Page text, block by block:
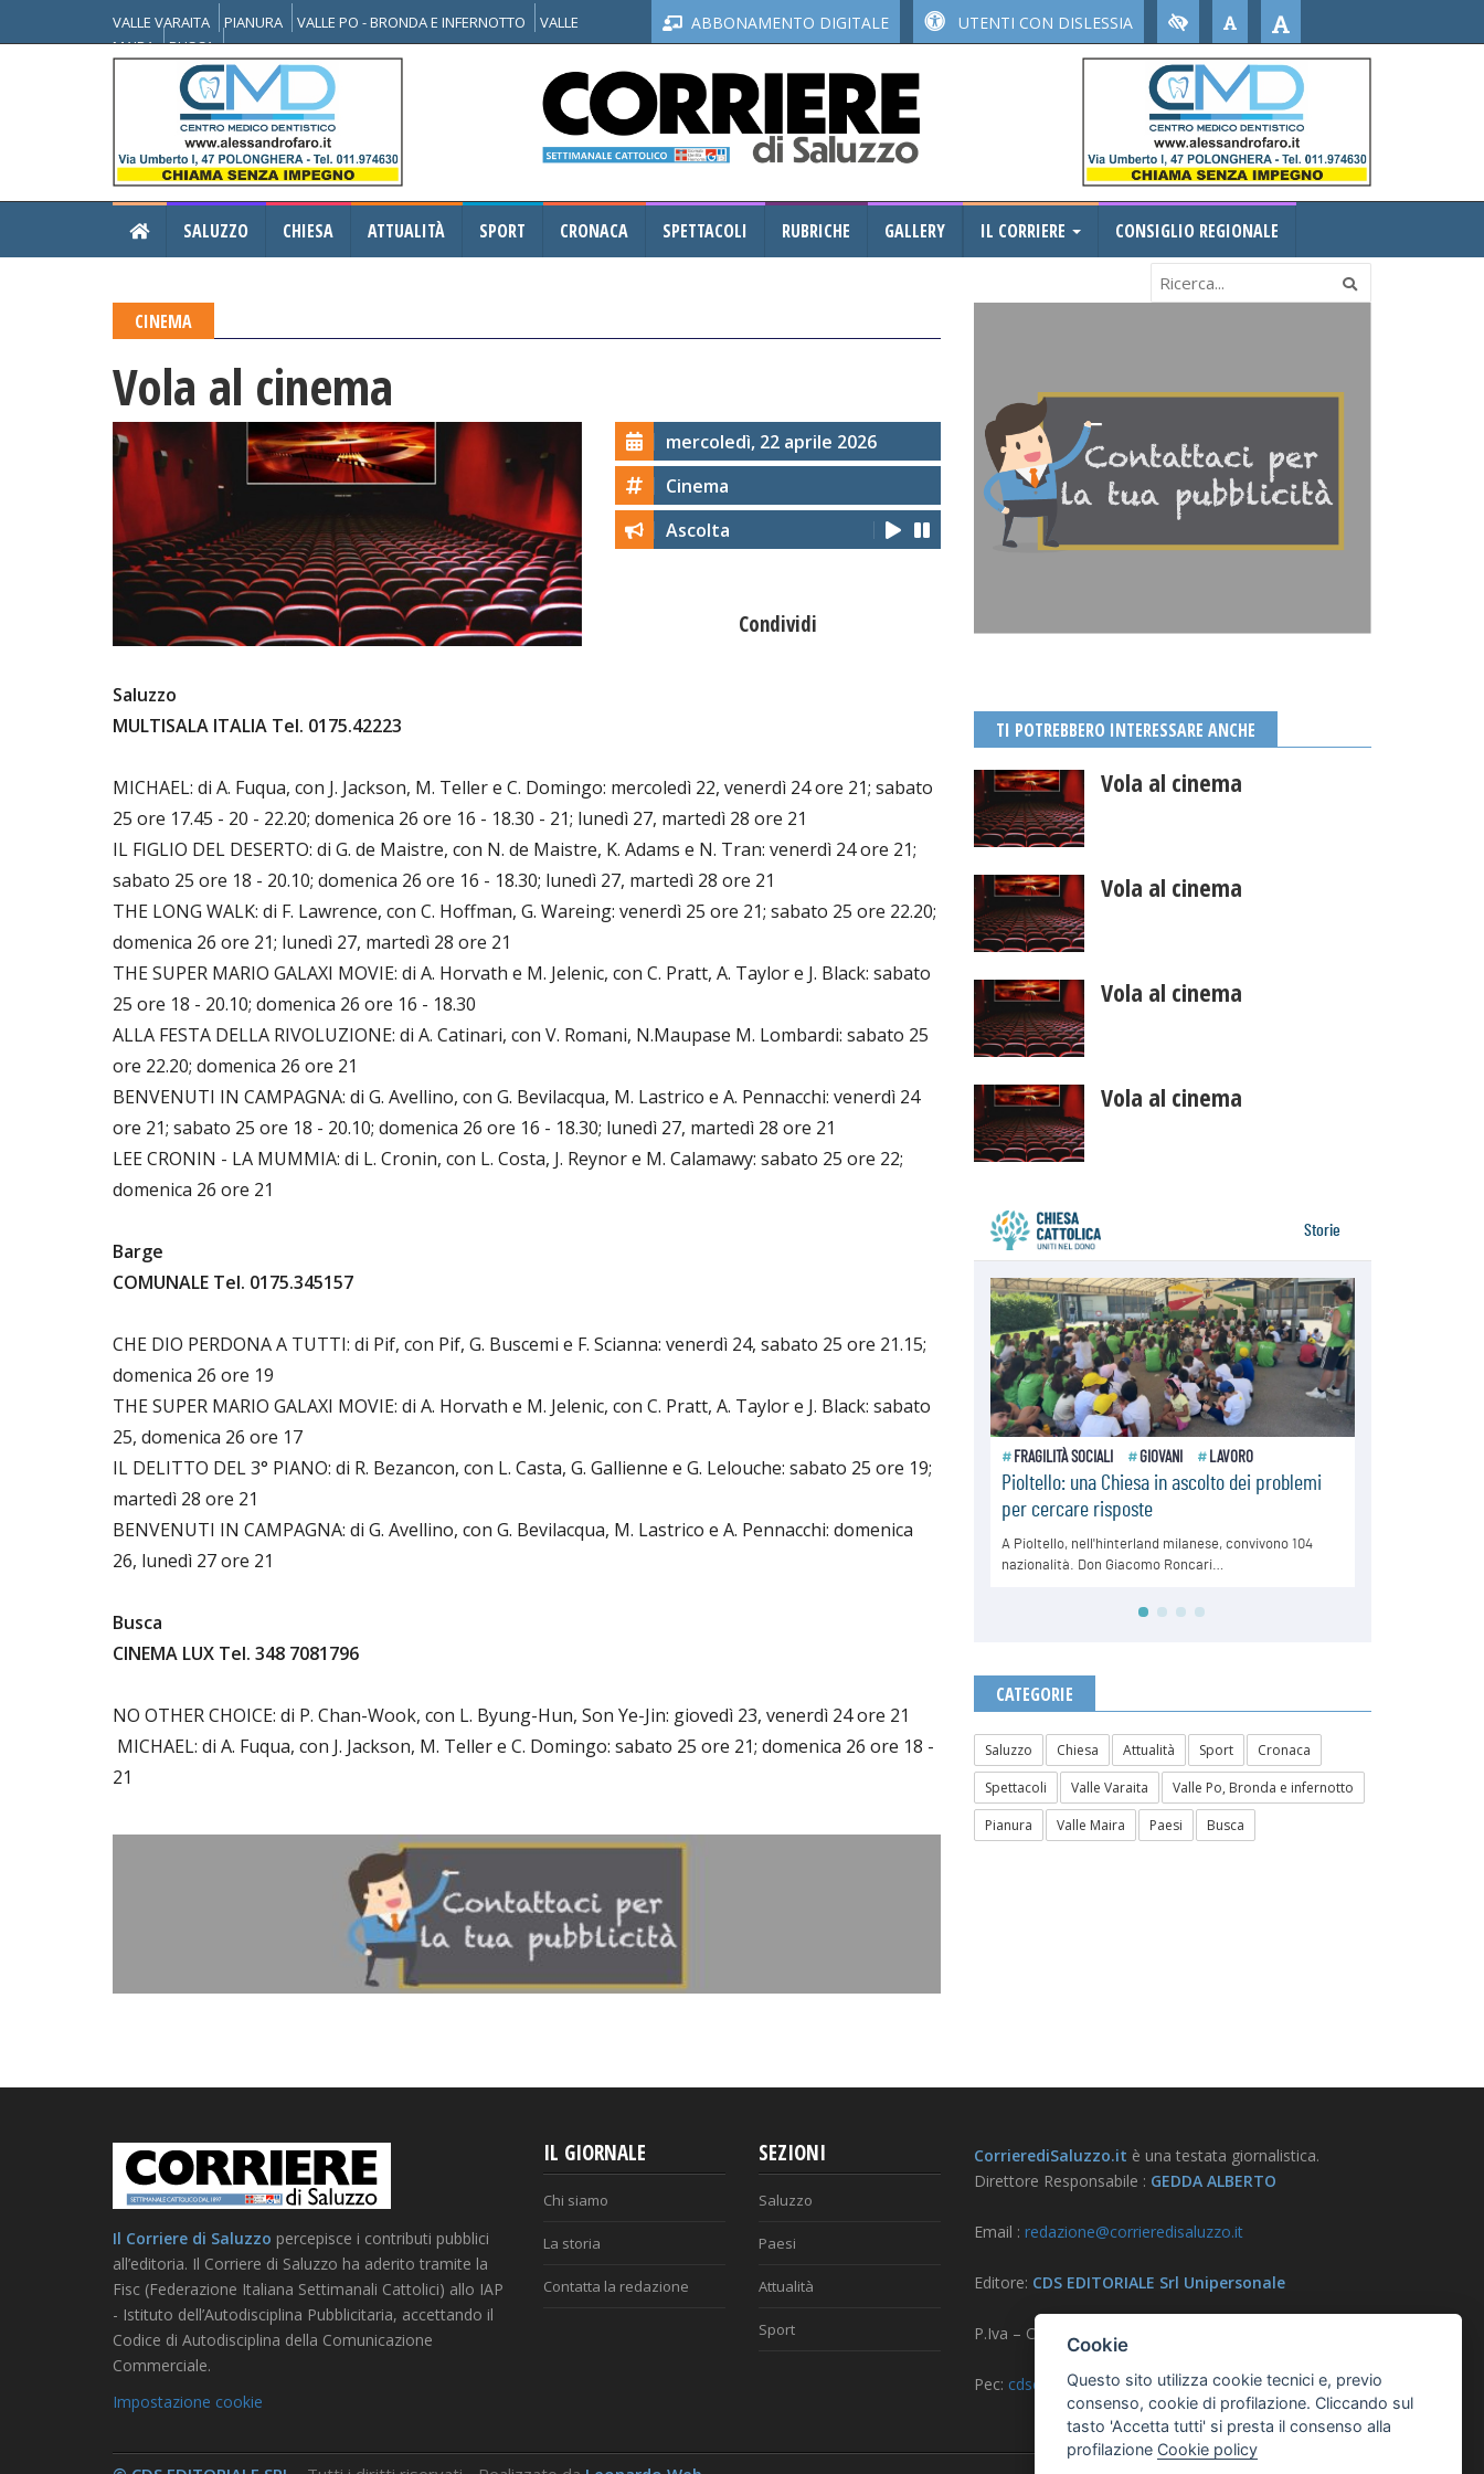
VALLE VARAITA PIANURA VALLE PO - BRONDA E INFERNOTTO
VALLE
MAIRA
BUSCA
ABBONAMENTO DIGITALE UTENTI CON DISLESSIA
SALUZZO CHIESA ATTUALITÀ SPORT CRONACA SPETTACOLI RUBRICHE GALLERY IL CORRIERE CONSIGLIO REGIONALE
CINEMA
Vola al cinema
mercoledì, 22 aprile 2026
Cinema
Ascolta
Condividi
Saluzzo
MULTISALA ITALIA Tel. 0175.42223
MICHAEL: di A. Fuqua, con J. Jackson, M. Teller e C. Domingo: mercoledì 22, venerdì 24 ore 21; sabato
25 ore 17.45 - 20 - 22.20; domenica 26 ore 16 - 18.30 - 21; lunedì 27, martedì 28 ore 21
IL FIGLIO DEL DESERTO: di G. de Maistre, con N. de Maistre, K. Adams e N. Tran: venerdì 24 ore 21;
sabato 25 ore 18 - 20.10; domenica 26 ore 16 - 18.30; lunedì 27, martedì 28 ore 21
THE LONG WALK: di F. Lawrence, con C. Hoffman, G. Wareing: venerdì 25 ore 21; sabato 25 ore 22.20;
domenica 26 ore 21; lunedì 27, martedì 28 ore 21
THE SUPER MARIO GALAXI MOVIE: di A. Horvath e M. Jelenic, con C. Pratt, A. Taylor e J. Black: sabato
25 ore 18 - 20.10; domenica 26 ore 16 - 18.30
ALLA FESTA DELLA RIVOLUZIONE: di A. Catinari, con V. Romani, N.Maupase M. Lombardi: sabato 25
ore 22.20; domenica 26 ore 21
BENVENUTI IN CAMPAGNA: di G. Avellino, con G. Bevilacqua, M. Lastrico e A. Pennacchi: venerdì 24
ore 21; sabato 25 ore 18 - 20.10; domenica 26 ore 16 - 18.30; lunedì 27, martedì 28 ore 21
LEE CRONIN - LA MUMMIA: di L. Cronin, con L. Costa, J. Reynor e M. Calamawy: sabato 25 ore 22;
domenica 26 ore 21
Barge
COMUNALE Tel. 0175.345157
CHE DIO PERDONA A TUTTI: di Pif, con Pif, G. Buscemi e F. Scianna: venerdì 24, sabato 25 ore 21.15;
domenica 26 ore 19
THE SUPER MARIO GALAXI MOVIE: di A. Horvath e M. Jelenic, con C. Pratt, A. Taylor e J. Black: sabato
25, domenica 26 ore 17
IL DELITTO DEL 3° PIANO: di R. Bezancon, con L. Casta, G. Gallienne e G. Lelouche: sabato 25 ore 19;
martedì 28 ore 21
BENVENUTI IN CAMPAGNA: di G. Avellino, con G. Bevilacqua, M. Lastrico e A. Pennacchi: domenica
26, lunedì 27 ore 21
Busca
CINEMA LUX Tel. 348 7081796
NO OTHER CHOICE: di P. Chan-Wook, con L. Byung-Hun, Son Ye-Jin: giovedì 23, venerdì 24 ore 21
MICHAEL: di A. Fuqua, con J. Jackson, M. Teller e C. Domingo: sabato 25 ore 21; domenica 26 ore 18 -
21
TI POTREBBERO INTERESSARE ANCHE
Vola al cinema
Vola al cinema
Vola al cinema
Vola al cinema
CATEGORIE
Saluzzo Chiesa Attualità Sport
Cronaca
Spettacoli
Valle Varaita
Valle Po, Bronda e infernotto
Pianura
Valle Maira Paesi Busca
Il Corriere di Saluzzo percepisce i contributi pubblici
all’editoria. Il Corriere di Saluzzo ha aderito tramite la
Fisc (Federazione Italiana Settimanali Cattolici) allo IAP
- Istituto dell’Autodisciplina Pubblicitaria, accettando il
Codice di Autodisciplina della Comunicazione
Commerciale.
Impostazione cookie
IL GIORNALE
Chi siamo
La storia
Contatta la redazione
SEZIONI
Saluzzo
Paesi
Attualità
Sport
CorrierediSaluzzo.it è una testata giornalistica.
Direttore Responsabile : GEDDA ALBERTO
Email : redazione@corrieredisaluzzo.it
Editore: CDS EDITORIALE Srl Unipersonale
P.Iva – CF – Reg. Imprese CN 03733570042
Pec: cdseditoriale@pec.it
Cookie
Questo sito utilizza cookie tecnici e, previo
consenso, cookie di profilazione. Cliccando sul
tasto 'Accetta tutti' si presta il consenso alla
profilazione Cookie policy